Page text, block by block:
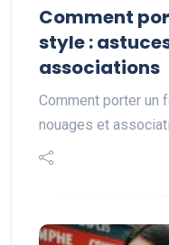
Comment
style :
associations
Comment porter un
nouages et